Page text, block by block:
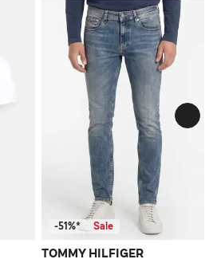
-51%* Sale
TOMMY HILFIGER